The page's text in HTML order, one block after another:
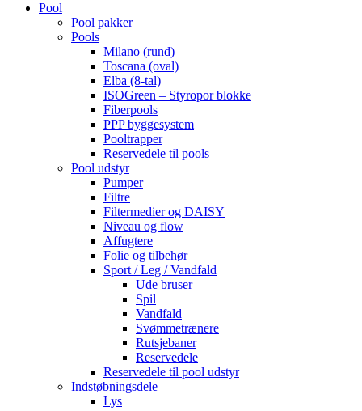
Pool
Pool pakker
Pools
Milano (rund)
Toscana (oval)
Elba (8-tal)
ISOGreen – Styropor blokke
Fiberpools
PPP byggesystem
Pooltrapper
Reservedele til pools
Pool udstyr
Pumper
Filtre
Filtermedier og DAISY
Niveau og flow
Affugtere
Folie og tilbehør
Sport / Leg / Vandfald
Ude bruser
Spil
Vandfald
Svømmetrænere
Rutsjebaner
Reservedele
Reservedele til pool udstyr
Indstøbningsdele
Lys